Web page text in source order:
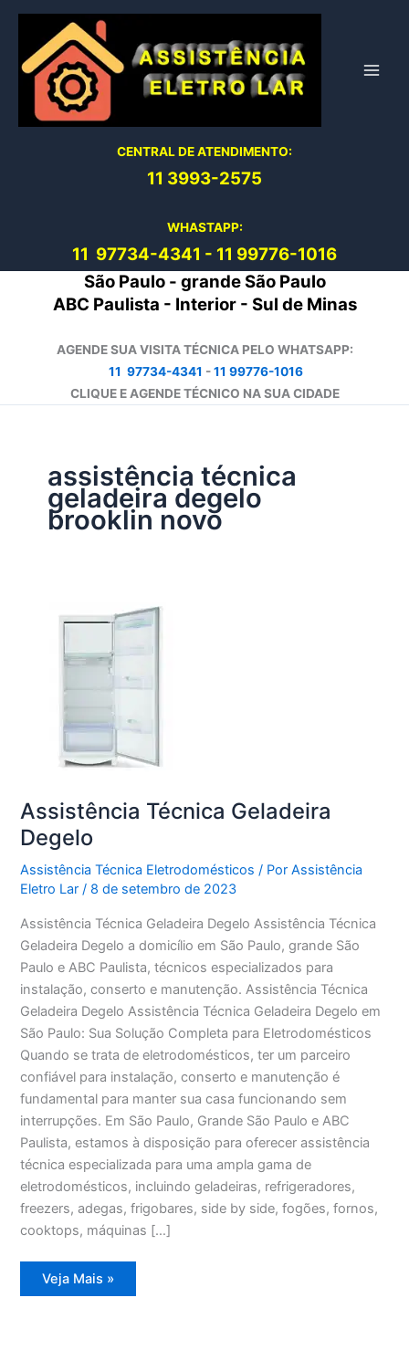
conteúdo
CENTRAL DE ATENDIMENTO:
11 3993-2575
WHASTAPP:
11 97734-4341 - 11 99776-1016
São Paulo - grande São Paulo
ABC Paulista - Interior - Sul de Minas
AGENDE SUA VISITA TÉCNICA PELO WHATSAPP:
11 97734-4341 -11 99776-1016
CLIQUE E AGENDE TÉCNICO NA SUA CIDADE
assistência técnica
geladeira degelo
brooklin novo
Assistência Técnica Geladeira
Degelo
Assistência Técnica Eletrodomésticos / PorAssistência
Eletro Lar/ 8 de setembro de 2023
Assistência Técnica Geladeira Degelo Assistência Técnica
Geladeira Degelo a domicílio em São Paulo, grande São
Paulo e ABC Paulista, técnicos especializados para
instalação, conserto e manutenção. Assistência Técnica
Geladeira Degelo Assistência Técnica Geladeira Degelo em
São Paulo: Sua Solução Completa para Eletrodomésticos
Quando se trata de eletrodomésticos, ter um parceiro
confiável para instalação, conserto e manutenção é
fundamental para manter sua casa funcionando sem
interrupções. Em São Paulo, Grande São Paulo e ABC
Paulista, estamos à disposição para oferecer assistência
técnica especializada para uma ampla gama de
eletrodomésticos, incluindo geladeiras, refrigeradores,
freezers, adegas, frigobares, side by side, fogões, fornos,
cooktops, máquinas […]
Assistência
Técnica
Veja Mais »